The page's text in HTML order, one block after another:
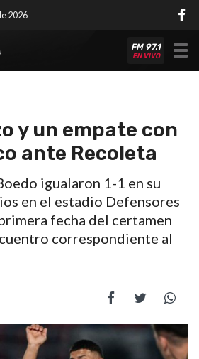
2026
FM 97.1
EN VIVO
y un empate con
ante Recoleta
igualaron 1-1 en su
en el estadio Defensores
fecha del certamen
correspondiente al